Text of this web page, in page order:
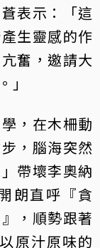
表示：「這
生靈感的作
奮，邀請大
，在木柵動
，腦海突然
帶壞李奧納
朗直呼『貪
，順勢跟著
原汁原味的